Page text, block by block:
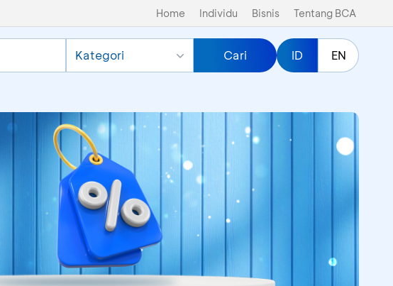
Home Individu Bisnis Tentang BCA
Kategori Cari ID EN